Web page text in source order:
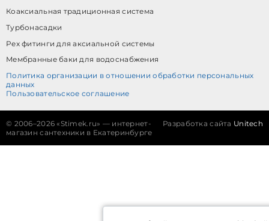
Коаксиальная традиционная система
Турбонасадки
Pex фитинги для аксиальной системы
Мембранные баки для водоснабжения
Политика организации в отношении обработки персональных
данных
Пользовательское соглашение
© 2006–2026 «Stimek.ru» — интернет-
магазин сантехники в Екатеринбурге
Разработка сайта Unitech